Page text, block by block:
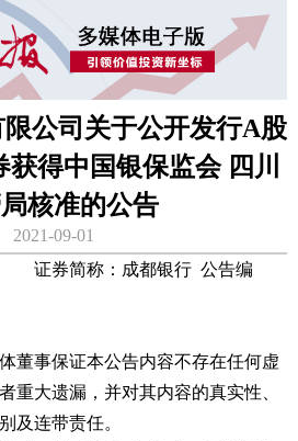
公司关于公开发行A股
得中国银保监会 四川
核准的公告
2021-09-01
券简称：成都银行 公告编
事保证本公告内容不存在任何虚
重大遗漏，并对其内容的真实性、
及连带责任。